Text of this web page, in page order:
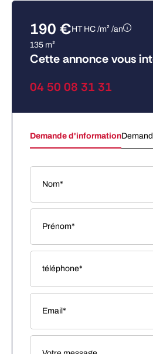
190 €HT HC /m² /an
135 m²
Cette annonce vous
04 50 08 31 31
Demande d'information